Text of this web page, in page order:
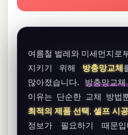
여름철 벌레와 미세먼지로
지키기 위해 방충망교체
많아졌습니다. 방충망교
이유는 단순한 교체 방법
최적의 제품 선택, 셀프 시
정보가 필요하기 때문